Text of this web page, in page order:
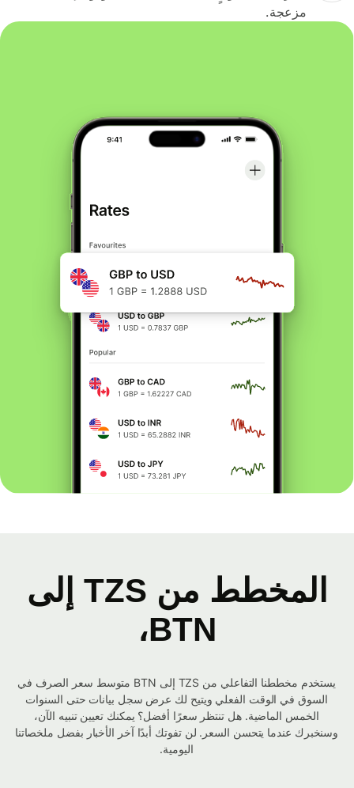
مزعجة.
المخطط من TZS إلى
BTN،
يستخدم مخططنا التفاعلي من TZS إلى BTN متوسط ​​سعر الصرف في
السوق في الوقت الفعلي ويتيح لك عرض سجل بيانات حتى السنوات
الخمس الماضية. هل تنتظر سعرًا أفضل؟ يمكنك تعيين تنبيه الآن،
وسنخبرك عندما يتحسن السعر. لن تفوتك أبدًا آخر الأخبار بفضل ملخصاتنا
اليومية.